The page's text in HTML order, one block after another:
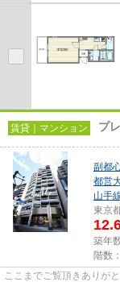
賃貸｜マンション プ
副都
都営
山手
東京
築年
階数
ここまでご覧頂きありが